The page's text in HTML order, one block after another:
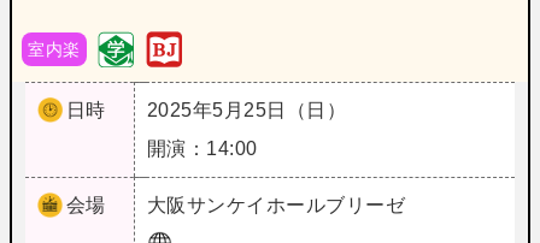
室内楽
日時
2025年5月25日（日）
開演：14:00
会場 大阪サンケイホールブリーゼ